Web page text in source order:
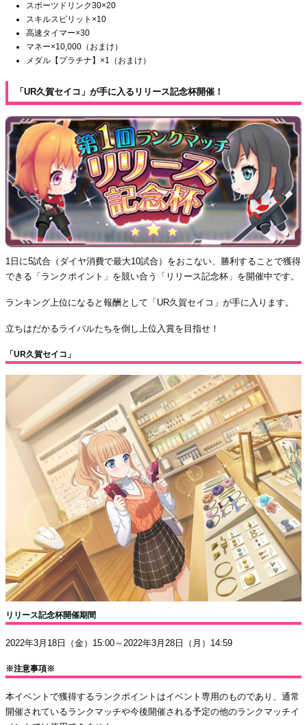
スポーツドリンク30×20
スキルスピリット×10
高速タイマー×30
マネー×10,000（おまけ）
メダル【プラチナ】×1（おまけ）
「UR久賀セイコ」が手に入るリリース記念杯開催！
1日に5試合（ダイヤ消費で最大10試合）をおこない、勝利することで獲得
できる「ランクポイント」を競い合う「リリース記念杯」を開催中です。
ランキング上位になると報酬として「UR久賀セイコ」が手に入ります。
立ちはだかるライバルたちを倒し上位入賞を目指せ！
「UR久賀セイコ」
リリース記念杯開催期間
2022年3月18日（金）15:00～2022年3月28日（月）14:59
※注意事項※
本イベントで獲得するランクポイントはイベント専用のものであり、通常
開催されているランクマッチや今後開催される予定の他のランクマッチイ